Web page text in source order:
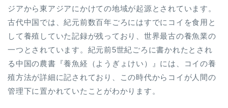
ジアから東アジアにかけての地域が起源とされています。
古代中国では、紀元前数百年ごろにはすでにコイを食用と
して養殖していた記録が残っており、世界最古の養魚業の
一つとされています。紀元前5世紀ごろに書かれたとされ
る中国の農書『養魚経（ようぎょけい）』には、コイの養
殖方法が詳細に記されており、この時代からコイが人間の
管理下に置かれていたことがわかります。